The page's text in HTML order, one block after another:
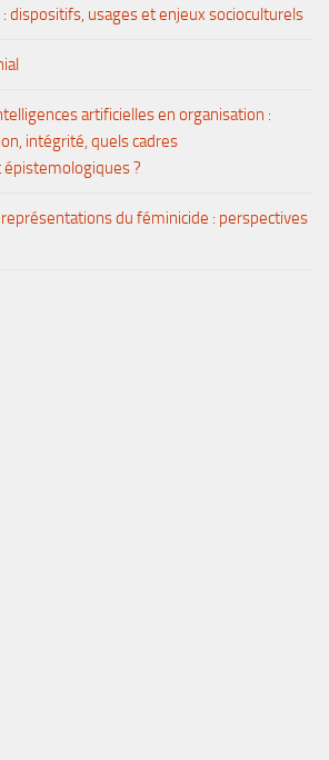
dispositifs, usages et enjeux socioculturels
artificielles en organisation :
intégrité, quels cadres
?
du féminicide : perspectives